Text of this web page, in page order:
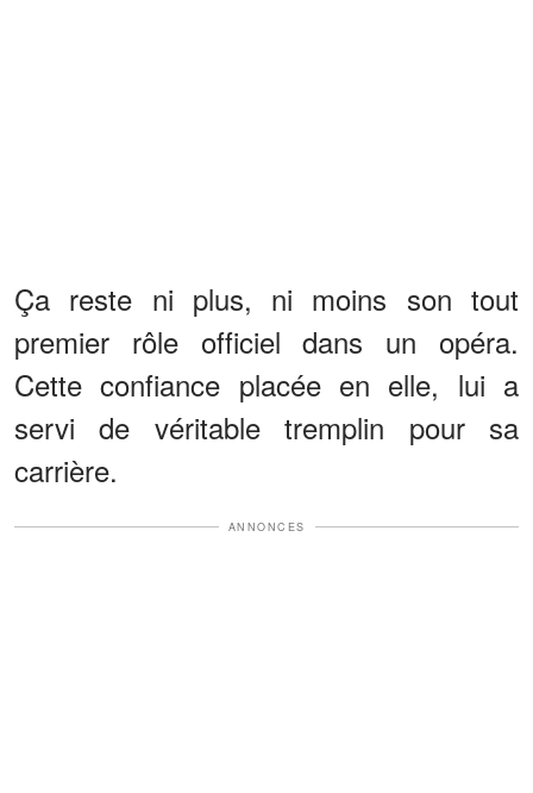
Ça reste ni plus, ni moins son tout
premier rôle officiel dans un opéra.
Cette confiance placée en elle, lui a
servi de véritable tremplin pour sa
carrière.
ANNONCES